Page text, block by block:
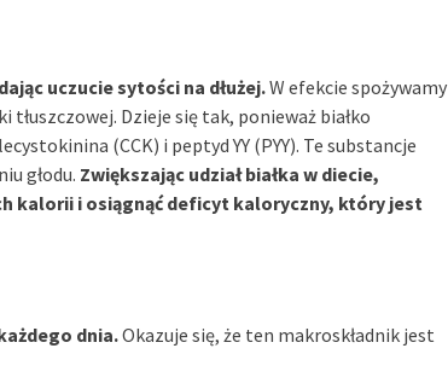
uczucie sytości na dłużej.W efekcie spożywamy
Dzieje się tak, ponieważ białko
(CCK) i peptyd YY (PYY). Te substancje
głodu. Zwiększając udział białka w diecie,
kalorii i osiągnąć deficyt kaloryczny, który jest
dnia.Okazuje się, że ten makroskładnik jest